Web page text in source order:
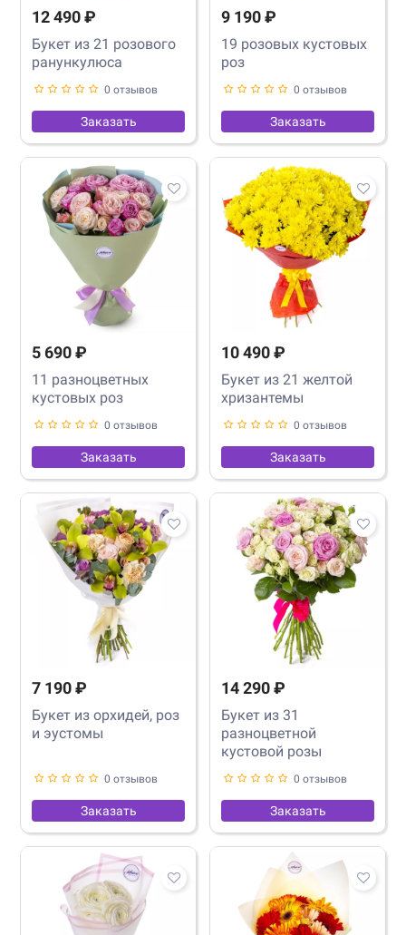
12 490 ₽
Букет из 21 розового
ранункулюса
0 отзывов
Заказать
9 190 ₽
19 розовых кустовых
роз
0 отзывов
Заказать
5 690 ₽
11 разноцветных
кустовых роз
0 отзывов
Заказать
10 490 ₽
Букет из 21 желтой
хризантемы
0 отзывов
Заказать
7 190 ₽
Букет из орхидей, роз
и эустомы
0 отзывов
Заказать
14 290 ₽
Букет из 31
разноцветной
кустовой розы
0 отзывов
Заказать